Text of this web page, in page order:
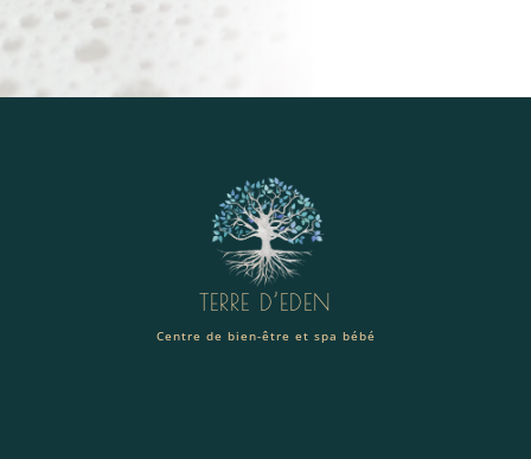
TERRE D’EDEN
Centre de bien-être et spa bébé